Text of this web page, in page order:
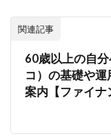
関連記事
60歳以上の自
コ）の基礎や
案内【ファイナ